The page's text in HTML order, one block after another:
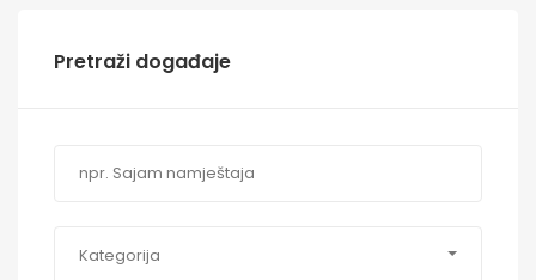
Pretraži događaje
Kategorija